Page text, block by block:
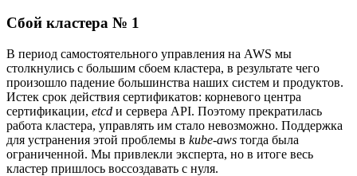
Сбой кластера № 1
В период самостоятельного управления на AWS мы
столкнулись с большим сбоем кластера, в результате чего
произошло падение большинства наших систем и продуктов.
Истек срок действия сертификатов: корневого центра
сертификации, etcd и сервера API. Поэтому прекратилась
работа кластера, управлять им стало невозможно. Поддержка
для устранения этой проблемы в kube-aws тогда была
ограниченной. Мы привлекли эксперта, но в итоге весь
кластер пришлось воссоздавать с нуля.